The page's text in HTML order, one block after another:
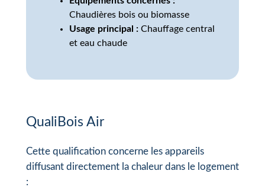
Chaudières bois ou biomasse
Usage principal : Chauffage central
et eau chaude
QualiBois Air
Cette qualification concerne les appareils
diffusant directement la chaleur dans le logement
: